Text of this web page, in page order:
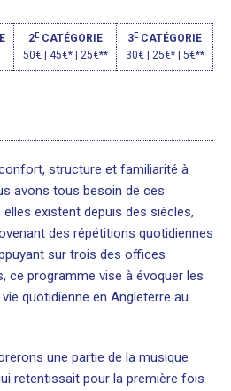
2ECATÉGORIE 3 E CATÉGORIE
50€ | 45€* | 25€** 30€ | 25€* | 5€**
structure et familiarité à
avons tous besoin de ces
elles existent depuis des siècles,
des répétitions quotidiennes
sur trois des offices
ce programme vise à évoquer les
quotidienne en Angleterre au
une partie de la musique
retentissait pour la première fois